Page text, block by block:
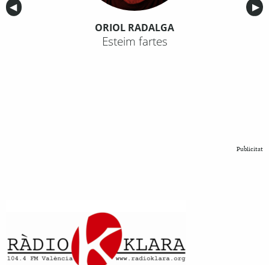
Anterior
◀︎ ▶︎
ORIOL RADALGA
Esteim fartes
Publicitat